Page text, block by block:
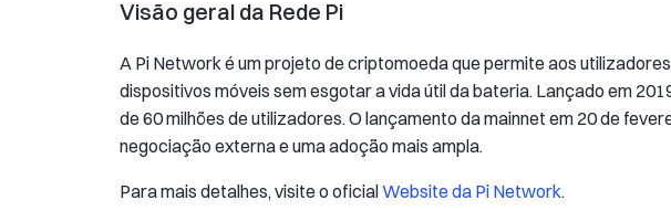
Visão geral da Rede Pi
A Pi Network é um projeto de criptomoeda que permite aos
dispositivos móveis sem esgotar a vida útil da bateria. Lançado em
de 60 milhões de utilizadores. O lançamento da mainnet em 20 de
negociação externa e uma adoção mais ampla.
Para mais detalhes, visite o oficialWebsite da Pi Network.